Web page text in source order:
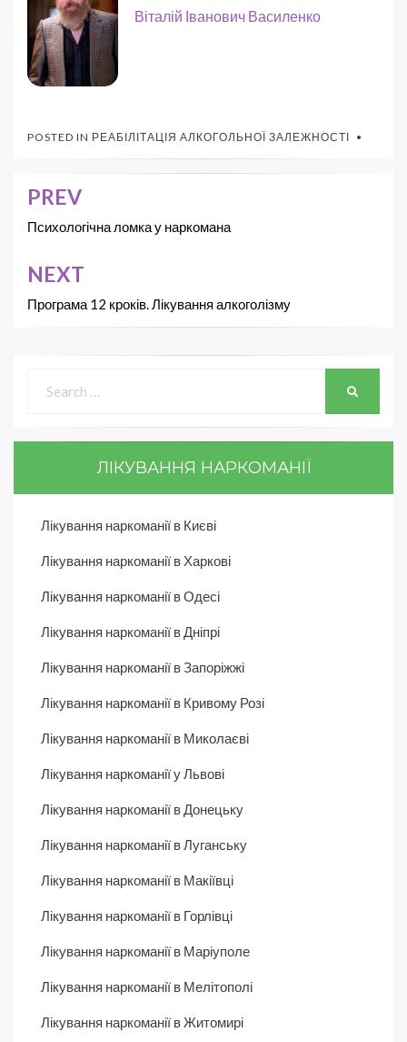
Віталій Іванович Василенко
POSTED IN РЕАБІЛІТАЦІЯ АЛКОГОЛЬНОЇ ЗАЛЕЖНОСТІ
PREV
Психологічна ломка у наркомана
NEXT
Програма 12 кроків. Лікування алкоголізму
ЛІКУВАННЯ НАРКОМАНІЇ
Лікування наркоманії в Києві
Лікування наркоманії в Харкові
Лікування наркоманії в Одесі
Лікування наркоманії в Дніпрі
Лікування наркоманії в Запоріжжі
Лікування наркоманії в Кривому Розі
Лікування наркоманії в Миколаєві
Лікування наркоманії у Львові
Лікування наркоманії в Донецьку
Лікування наркоманії в Луганську
Лікування наркоманії в Макіївці
Лікування наркоманії в Горлівці
Лікування наркоманії в Маріуполе
Лікування наркоманії в Мелітополі
Лікування наркоманії в Житомирі